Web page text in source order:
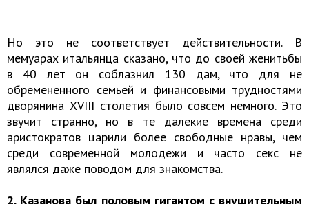
Но это не соответствует действительности. В
мемуарах итальянца сказано, что до своей женитьбы
в 40 лет он соблазнил 130 дам, что для не
обремененного семьей и финансовыми трудностями
дворянина XVIII столетия было совсем немного. Это
звучит странно, но в те далекие времена среди
аристократов царили более свободные нравы, чем
среди современной молодежи и часто секс не
являлся даже поводом для знакомства.
2. Казанова был половым гигантом с внушительным